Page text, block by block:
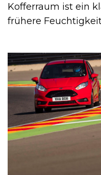
Kofferraum ist ein
frühere